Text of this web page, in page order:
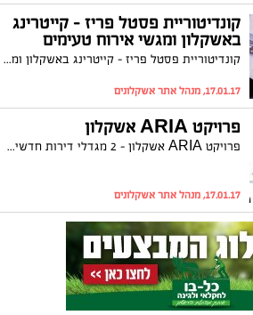
קונדיטוריית פסטל פריז - קייטרינג
באשקלון ומגשי אירוח טעימים
קונדיטוריית פסטל פריז - קייטרינג באשקלון ומגשי אירוח טעימים
17.01.17, מנהל אתר אשקלונים
פרויקט ARIA אשקלון
פרויקט ARIA אשקלון – 2 מגדלי דירות חדשים בשכונת ברנע
17.01.17, מנהל אתר אשקלונים